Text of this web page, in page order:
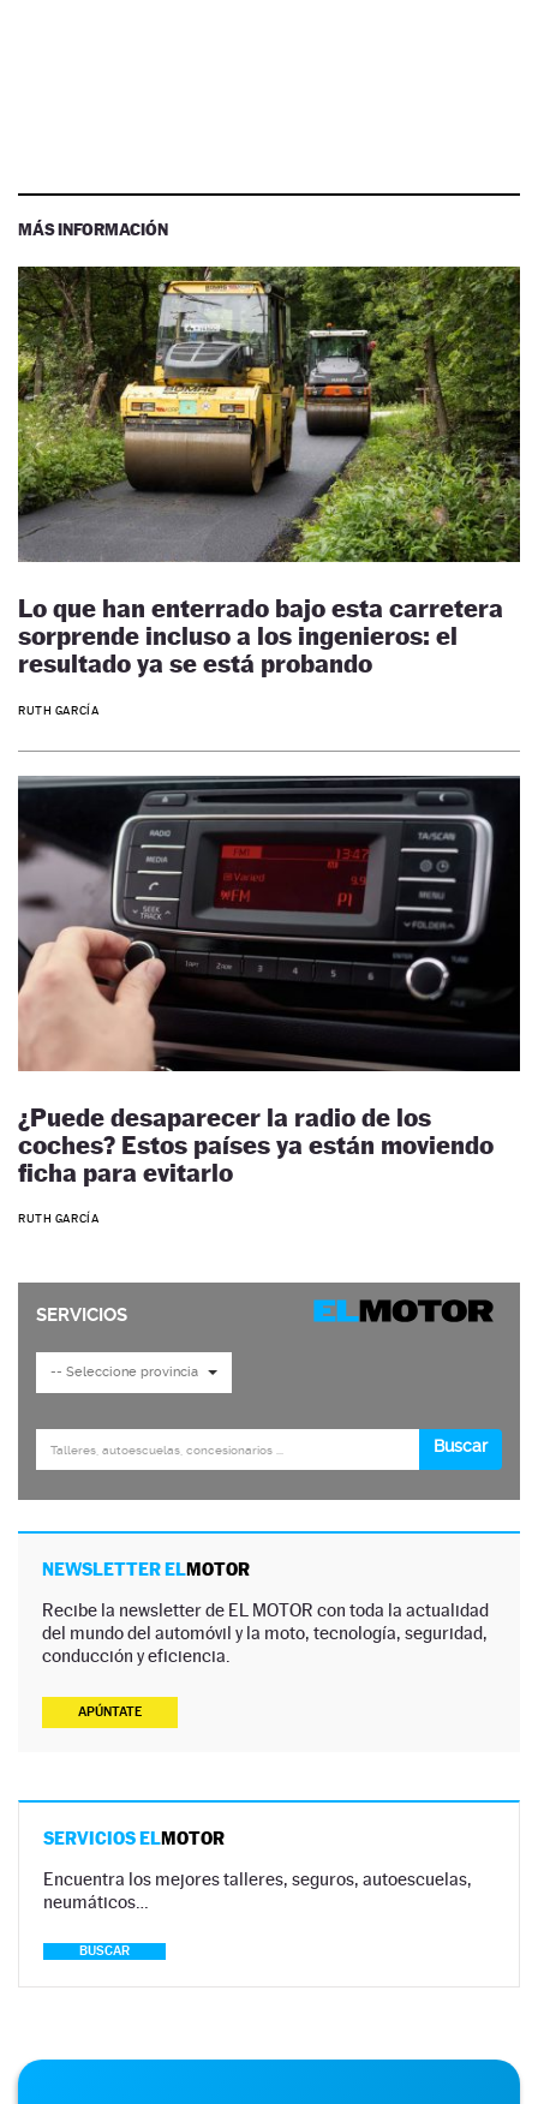
MÁS INFORMACIÓN
Lo que han enterrado bajo esta carretera
sorprende incluso a los ingenieros: el
resultado ya se está probando
RUTH GARCÍA
¿Puede desaparecer la radio de los
coches? Estos países ya están moviendo
ficha para evitarlo
RUTH GARCÍA
NEWSLETTER ELMOTOR
Recibe la newsletter de EL MOTOR con toda la actualidad
del mundo del automóvil y la moto, tecnología, seguridad,
conducción y eficiencia.
APÚNTATE
SERVICIOS ELMOTOR
Encuentra los mejores talleres, seguros, autoescuelas,
neumáticos…
BUSCAR